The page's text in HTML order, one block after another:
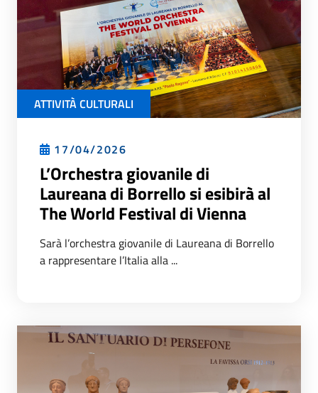
ATTIVITÀ CULTURALI
17/04/2026
L’Orchestra giovanile di
Laureana di Borrello si esibirà al
The World Festival di Vienna
Sarà l’orchestra giovanile di Laureana di Borrello
a rappresentare l’Italia alla ...